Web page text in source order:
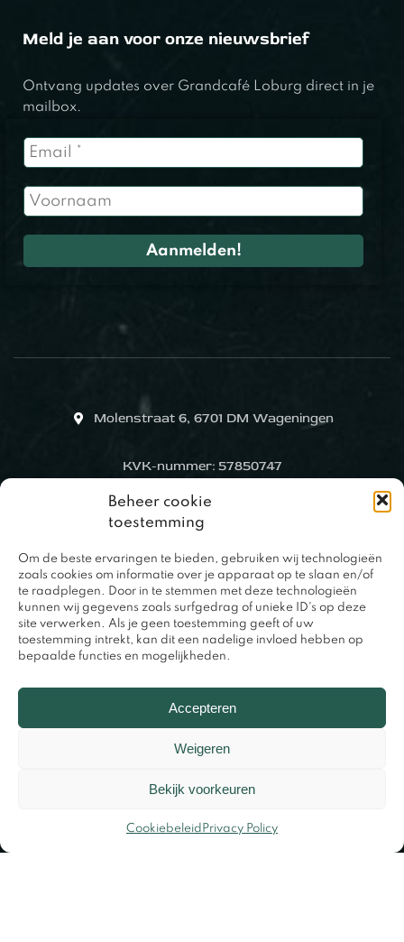
Beheer cookie
toestemming
Om de beste ervaringen te bieden, gebruiken wij technologieën
zoals cookies om informatie over je apparaat op te slaan en/of
te raadplegen. Door in te stemmen met deze technologieën
kunnen wij gegevens zoals surfgedrag of unieke ID's op deze
site verwerken. Als je geen toestemming geeft of uw
toestemming intrekt, kan dit een nadelige invloed hebben op
bepaalde functies en mogelijkheden.
Accepteren
Weigeren
Bekijk voorkeuren
Cookiebeleid Privacy Policy
Meld je aan voor onze nieuwsbrief
Ontvang updates over Grandcafé Loburg direct in je
mailbox.
Molenstraat 6, 6701 DM Wageningen
KVK-nummer: 57850747
0317 – 420848